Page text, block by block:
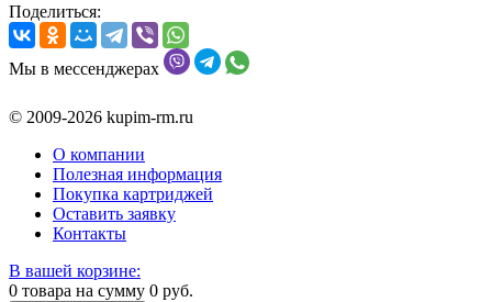
Поделиться:
Мы в мессенджерах
© 2009-2026 kupim-rm.ru
О компании
Полезная информация
Покупка картриджей
Оставить заявку
Контакты
В вашей корзине:
0 товара на сумму 0 руб.